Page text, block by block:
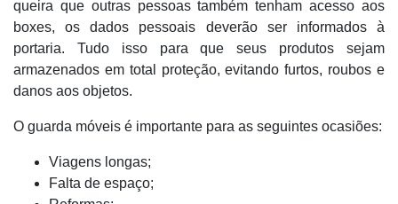
queira que outras pessoas também tenham acesso aos
boxes, os dados pessoais deverão ser informados à
portaria. Tudo isso para que seus produtos sejam
armazenados em total proteção, evitando furtos, roubos e
danos aos objetos.
O guarda móveis é importante para as seguintes ocasiões:
Viagens longas;
Falta de espaço;